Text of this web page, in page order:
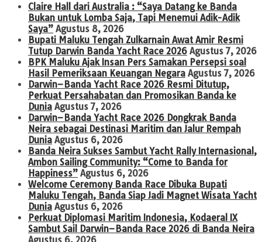
Claire Hall dari Australia : “Saya Datang ke Banda
Bukan untuk Lomba Saja, Tapi Menemui Adik-Adik
Saya” Agustus 8, 2026
Bupati Maluku Tengah Zulkarnain Awat Amir Resmi
Tutup Darwin Banda Yacht Race 2026 Agustus 7, 2026
BPK Maluku Ajak Insan Pers Samakan Persepsi soal
Hasil Pemeriksaan Keuangan Negara Agustus 7, 2026
Darwin–Banda Yacht Race 2026 Resmi Ditutup,
Perkuat Persahabatan dan Promosikan Banda ke
Dunia Agustus 7, 2026
Darwin–Banda Yacht Race 2026 Dongkrak Banda
Neira sebagai Destinasi Maritim dan Jalur Rempah
Dunia Agustus 6, 2026
Banda Neira Sukses Sambut Yacht Rally Internasional,
Ambon Sailing Community: “Come to Banda for
Happiness” Agustus 6, 2026
Welcome Ceremony Banda Race Dibuka Bupati
Maluku Tengah, Banda Siap Jadi Magnet Wisata Yacht
Dunia Agustus 6, 2026
Perkuat Diplomasi Maritim Indonesia, Kodaeral IX
Sambut Sail Darwin–Banda Race 2026 di Banda Neira
Agustus 6, 2026